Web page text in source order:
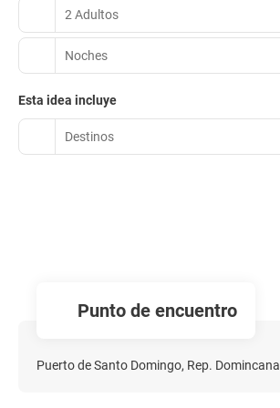
2 Adultos
Noches
Esta idea incluye
Destinos
Punto de encuentro
Puerto de Santo Domingo, Rep. Domincana